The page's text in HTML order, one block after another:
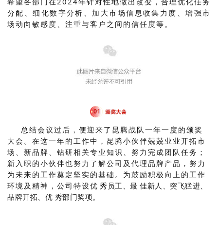
分配、细化数字分析、加大市场信息收集力度、增强市
场动向敏感度、注重与客户之间的信任度等。
总结会议过后，便迎来了昆腾战队一年一度的颁奖
大会。在这一年的工作中，昆腾小伙伴兢兢业业开拓市
场、新品牌、钻研相关专业知识、努力完成团队任务；
新入职的小伙伴也努力了解公司及代理品牌产品，努力
为未来的工作奠定坚实的基础。为鼓励积极向上的工作
环境及精神，公司特设优 秀员工、最 佳新人、突飞猛进、
品牌开拓、优 秀部门奖项。